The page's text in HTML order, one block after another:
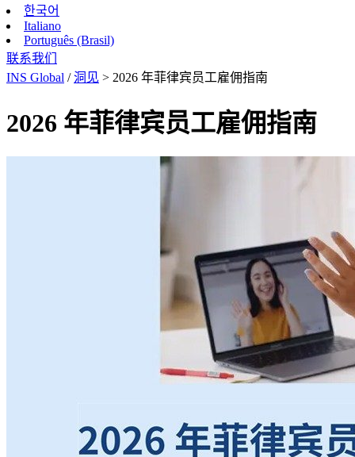
한국어
Italiano
Português (Brasil)
联系我们
INS Global /洞见 > 2026 年菲律宾员工雇佣指南
2026 年菲律宾员工雇佣指南